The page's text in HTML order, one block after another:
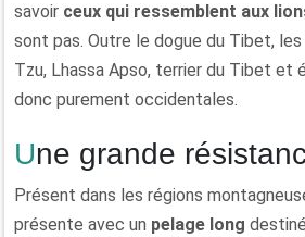
savoir ceux qui ressemblent aux
sont pas. Outre le dogue du Tibet, les
Tzu, Lhassa Apso, terrier du Tibet et
donc purement occidentales.
Une grande
Présent dans les régions
présente avec un pelage long